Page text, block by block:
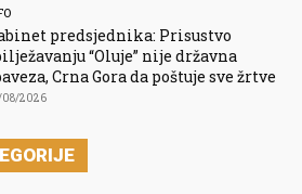
predsjednika: Prisustvo
“Oluje” nije državna
Crna Gora da poštuje sve žrtve
08/2026